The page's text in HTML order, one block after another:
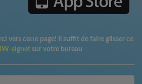
vers cette page! Il suffit de faire glisser ce
signet sur votre bureau